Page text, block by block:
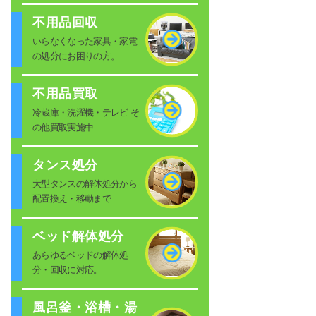
不用品回収
いらなくなった家具・家電
の処分にお困りの方。
不用品買取
冷蔵庫・洗濯機・テレビ そ
の他買取実施中
タンス処分
大型タンスの解体処分から
配置換え・移動まで
ベッド解体処分
あらゆるベッドの解体処
分・回収に対応。
風呂釜・浴槽・湯